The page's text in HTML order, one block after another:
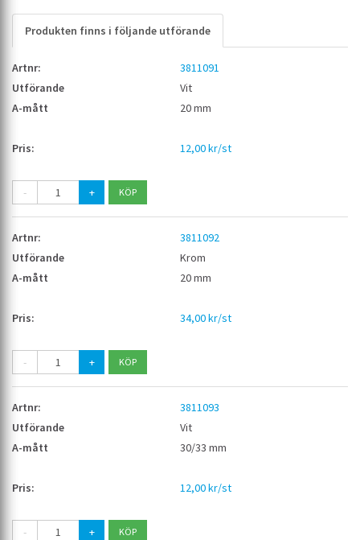
Produkten finns i följande utförande
3811091
Vit
20 mm
12,00 kr/st
- +
3811092
Krom
20 mm
34,00 kr/st
- +
3811093
Vit
30/33 mm
12,00 kr/st
- +